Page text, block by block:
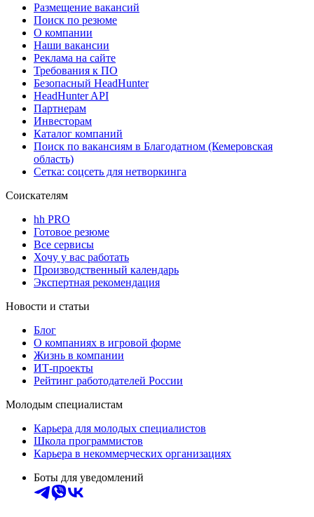
Размещение вакансий
Поиск по резюме
О компании
Наши вакансии
Реклама на сайте
Требования к ПО
Безопасный HeadHunter
HeadHunter API
Партнерам
Инвесторам
Каталог компаний
Поиск по вакансиям в Благодатном (Кемеровская
область)
Сетка: соцсеть для нетворкинга
Соискателям
hh PRO
Готовое резюме
Все сервисы
Хочу у вас работать
Производственный календарь
Экспертная рекомендация
Новости и статьи
Блог
О компаниях в игровой форме
Жизнь в компании
ИТ-проекты
Рейтинг работодателей России
Молодым специалистам
Карьера для молодых специалистов
Школа программистов
Карьера в некоммерческих организациях
Боты для уведомлений